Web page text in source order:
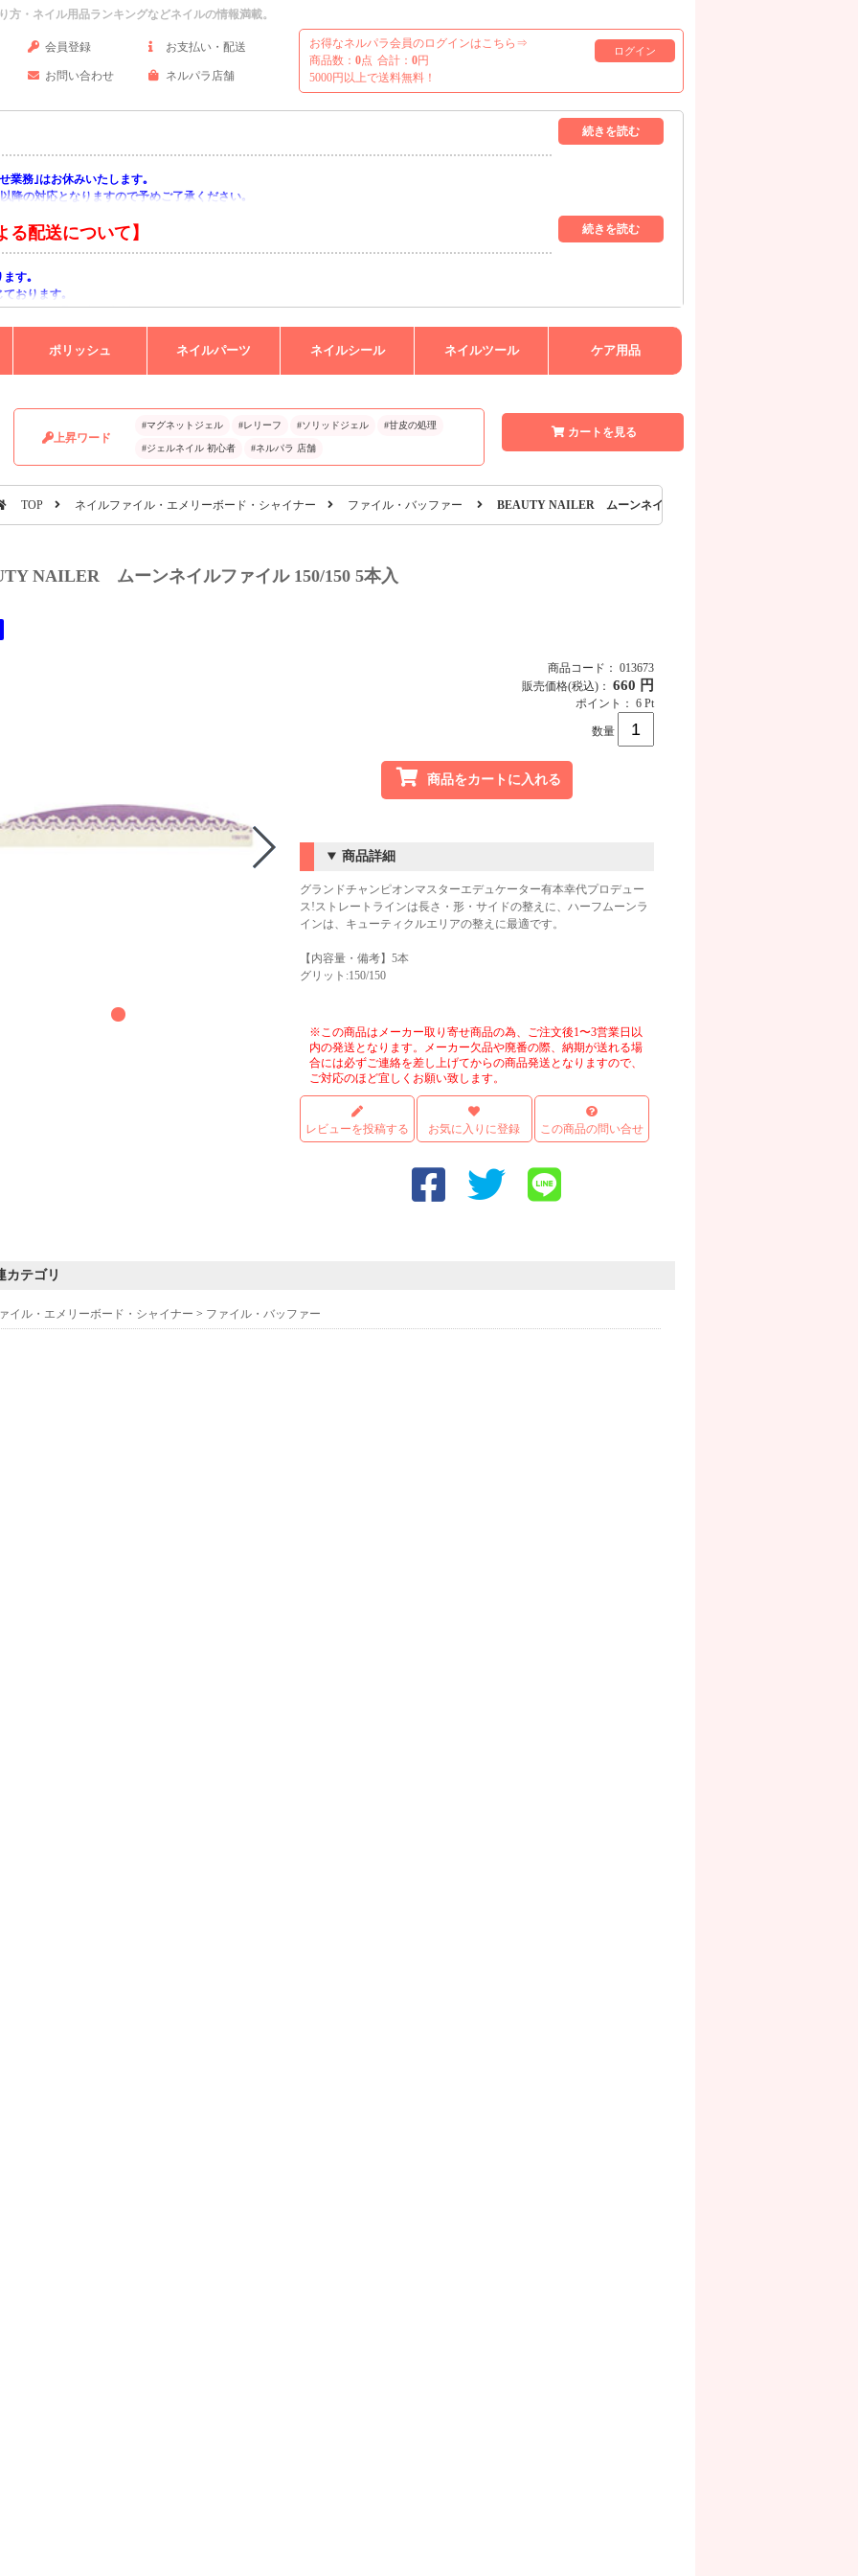
・ネイル用品ランキングなどネイルの情報満載。
会員登録 お支払い・配送
お問い合わせ ネルパラ店舗
お得なネルパラ会員のログインはこちら⇒
ログイン
商品数： 0点 合計： 0円
5000円以上で送料無料！
業務｣はお休みいたします｡
降の対応となりますので予めご了承ください｡
配送について】
ます｡
おります｡
すようお願い申し上げます｡
ポリッシュ ネイルパーツ ネイルシール ネイルツール ケア用品
上昇ワード
#マグネットジェル #レリーフ #ソリッドジェル #甘皮の処理
#ジェルネイル 初心者 #ネルパラ 店舗
カートを見る
TOP ネイルファイル・エメリーボード・シャイナー ファイル・バッファー BEAUTY NAILER ムーンネイルファイル 150/150 5本入
NAILER ムーンネイルファイル 150/150 5本入
商品コード： 013673
販売価格(税込)： 660 円
ポイント： 6 Pt
数量
商品をカートに入れる
商品詳細
グランドチャンピオンマスターエデュケーター有本幸代プロデュー
ス!ストレートラインは長さ・形・サイドの整えに、ハーフムーンラ
インは、キューティクルエリアの整えに最適です。
【内容量・備考】5本
グリット:150/150
※この商品はメーカー取り寄せ商品の為、ご注文後1〜3営業日以
内の発送となります。メーカー欠品や廃番の際、納期が送れる場
合には必ずご連絡を差し上げてからの商品発送となりますので、
ご対応のほど宜しくお願い致します。
レビューを投稿する お気に入りに登録 この商品の問い合せ
カテゴリ
イル・エメリーボード・シャイナー > ファイル・バッファー